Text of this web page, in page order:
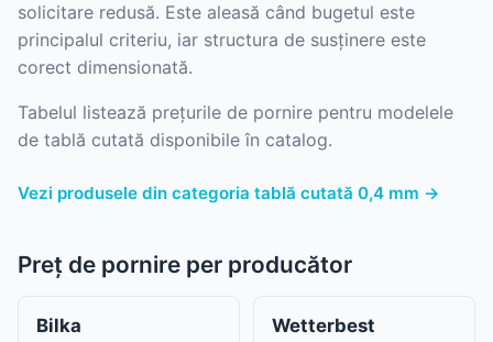
solicitare redusă. Este aleasă când bugetul este
principalul criteriu, iar structura de susținere este
corect dimensionată.
Tabelul listează prețurile de pornire pentru modelele
de tablă cutată disponibile în catalog.
Vezi produsele din categoria tablă cutată 0,4 mm →
Preț de pornire per producător
Bilka Wetterbest